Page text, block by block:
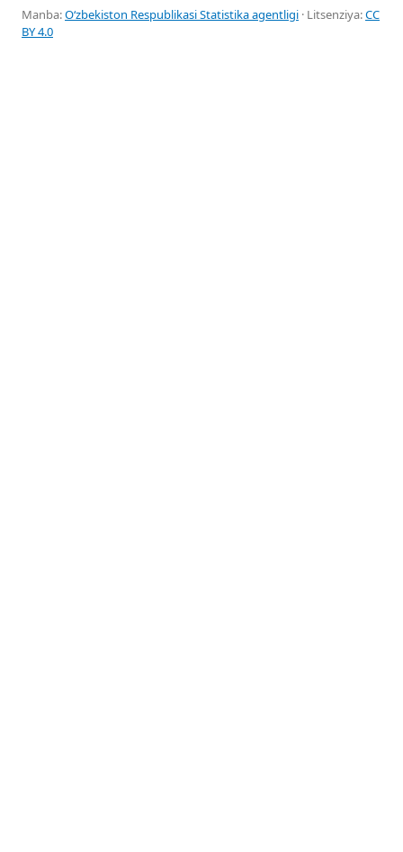
Manba:Oʻzbekiston Respublikasi Statistika agentligi · Litsenziya:CC
BY 4.0